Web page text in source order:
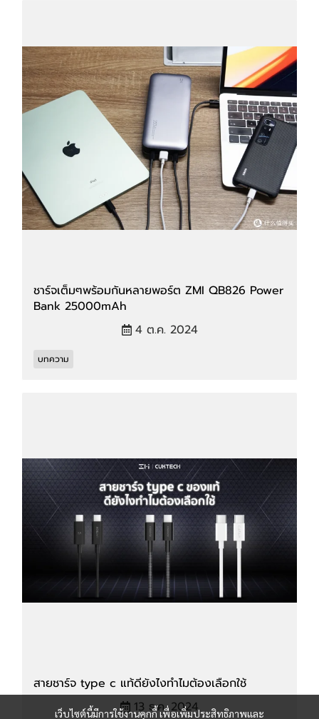
ชาร์จเต็มๆพร้อมกันหลายพอร์ต ZMI QB826 Power
Bank 25000mAh
4 ต.ค. 2024
บทความ
สายชาร์จ type c แท้ดียังไงทำไมต้องเลือกใช้
13 ธ.ค. 2024
เว็บไซต์นี้มีการใช้งานคุกกี้ เพื่อเพิ่มประสิทธิภาพและ